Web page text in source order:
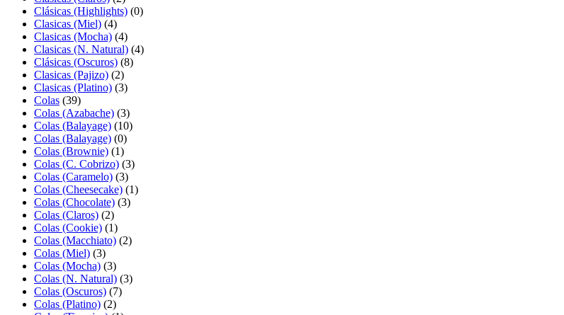
Clásicas (Highlights) (0)
Clasicas (Miel) (4)
Clasicas (Mocha) (4)
Clasicas (N. Natural) (4)
Clásicas (Oscuros) (8)
Clasicas (Pajizo) (2)
Clasicas (Platino) (3)
Colas (39)
Colas (Azabache) (3)
Colas (Balayage) (10)
Colas (Balayage) (0)
Colas (Brownie) (1)
Colas (C. Cobrizo) (3)
Colas (Caramelo) (3)
Colas (Cheesecake) (1)
Colas (Chocolate) (3)
Colas (Claros) (2)
Colas (Cookie) (1)
Colas (Macchiato) (2)
Colas (Miel) (3)
Colas (Mocha) (3)
Colas (N. Natural) (3)
Colas (Oscuros) (7)
Colas (Platino) (2)